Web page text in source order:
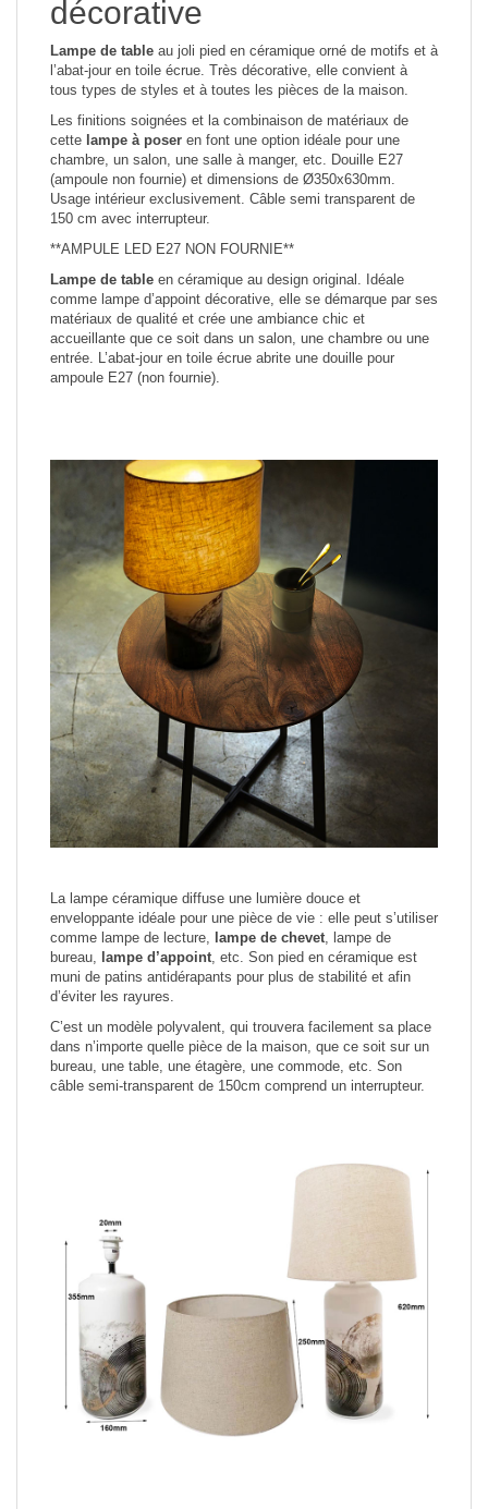
décorative
Lampe de table au joli pied en céramique orné de motifs et à
l’abat-jour en toile écrue. Très décorative, elle convient à
tous types de styles et à toutes les pièces de la maison.
Les finitions soignées et la combinaison de matériaux de
cette lampe à poser en font une option idéale pour une
chambre, un salon, une salle à manger, etc. Douille E27
(ampoule non fournie) et dimensions de Ø350x630mm.
Usage intérieur exclusivement. Câble semi transparent de
150 cm avec interrupteur.
**AMPULE LED E27 NON FOURNIE**
Lampe de table en céramique au design original. Idéale
comme lampe d’appoint décorative, elle se démarque par ses
matériaux de qualité et crée une ambiance chic et
accueillante que ce soit dans un salon, une chambre ou une
entrée. L’abat-jour en toile écrue abrite une douille pour
ampoule E27 (non fournie).
La lampe céramique diffuse une lumière douce et
enveloppante idéale pour une pièce de vie : elle peut s’utiliser
comme lampe de lecture, lampe de chevet , lampe de
bureau, lampe d’appoint , etc. Son pied en céramique est
muni de patins antidérapants pour plus de stabilité et afin
d’éviter les rayures.
C’est un modèle polyvalent, qui trouvera facilement sa place
dans n’importe quelle pièce de la maison, que ce soit sur un
bureau, une table, une étagère, une commode, etc. Son
câble semi-transparent de 150cm comprend un interrupteur.